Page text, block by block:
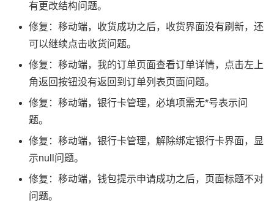
有更改结构问题。
修复：移动端，收货成功之后，收货界面没有刷新，还
可以继续点击收货问题。
修复：移动端，我的订单页面查看订单详情，点击左上
角返回按钮没有返回到订单列表页面问题。
修复：移动端，银行卡管理，必填项需无*号表示问
题。
修复：移动端，银行卡管理，解除绑定银行卡界面，显
示null问题。
修复：移动端，钱包提示申请成功之后，页面标题不对
问题。